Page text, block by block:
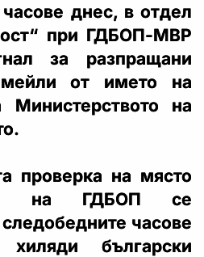
днес, в отдел
при ГДБОП-МВР
за разпращани
от името на
Министерството на
проверка на място
на ГДБОП се
часове
български